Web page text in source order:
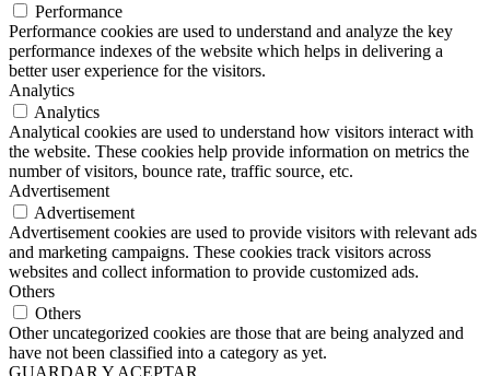
Performance
Performance cookies are used to understand and analyze the key
performance indexes of the website which helps in delivering a
better user experience for the visitors.
Analytics
Analytics
Analytical cookies are used to understand how visitors interact with
the website. These cookies help provide information on metrics the
number of visitors, bounce rate, traffic source, etc.
Advertisement
Advertisement
Advertisement cookies are used to provide visitors with relevant ads
and marketing campaigns. These cookies track visitors across
websites and collect information to provide customized ads.
Others
Others
Other uncategorized cookies are those that are being analyzed and
have not been classified into a category as yet.
GUARDAR Y ACEPTAR